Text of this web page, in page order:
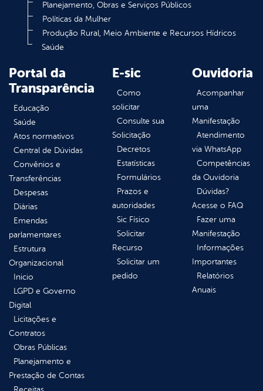
Planejamento, Obras e Serviços Públicos
Políticas da Mulher
Produção Rural, Meio Ambiente e Recursos Hídricos
Saúde
Portal da
Transparência
Educação
Saúde
Atos normativos
Central de Dúvidas
Convênios e
Transferências
Despesas
Diárias
Emendas
parlamentares
Estrutura
Organizacional
Inicio
LGPD e Governo
Digital
Licitações e
Contratos
Obras Públicas
Planejamento e
Prestação de Contas
E-sic
Como
solicitar
Consulte sua
Solicitação
Decretos
Estatísticas
Formulários
Prazos e
autoridades
Sic Físico
Solicitar
Recurso
Solicitar um
pedido
Ouvidoria
Acompanhar
uma
Manifestação
Atendimento
via WhatsApp
Competências
da Ouvidoria
Dúvidas?
Acesse o FAQ
Fazer uma
Manifestação
Informações
Importantes
Relatórios
Anuais